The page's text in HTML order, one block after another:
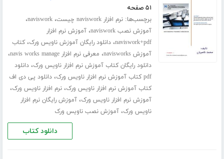
۵۱ صفحه
برچسب‌ها:نرم افزار naviswork چیست ،naviswork،
آموزش نصب naviswork ،آموزش نرم افزار
naviswork+pdf،دانلود رایگان آموزش ناویس ورک،کتاب
آموزش navisworks
، معرفی نرم افزار navis works manage ،
دانلود رایگان کتاب آموزش نرم افزار ناویس ورک،دانلود
pdf کتاب آموزش نرم افزار ناویس ورک
،دانلود پی دی اف
کتاب آموزش نرم افزار ناویس ورک،نرم افزار ناویس ورک،
آموزش نرم افزار ناویس ورک،آموزش رایگان نرم افزار
ناویس ورک،آموزش نصب ناویس ورک
دانلود کتاب